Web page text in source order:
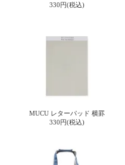
330円(税込)
MUCU レターパッド 横罫
330円(税込)